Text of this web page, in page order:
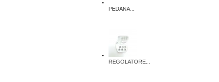
PEDANA...
REGOLATORE...